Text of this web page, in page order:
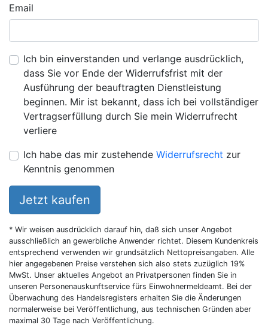
Email
Ich bin einverstanden und verlange ausdrücklich,
dass Sie vor Ende der Widerrufsfrist mit der
Ausführung der beauftragten Dienstleistung
beginnen. Mir ist bekannt, dass ich bei vollständiger
Vertragserfüllung durch Sie mein Widerrufrecht
verliere
Ich habe das mir zustehende Widerrufsrecht zur
Kenntnis genommen
Jetzt kaufen
* Wir weisen ausdrücklich darauf hin, daß sich unser Angebot
ausschließlich an gewerbliche Anwender richtet. Diesem Kundenkreis
entsprechend verwenden wir grundsätzlich Nettopreisangaben. Alle
hier angegebenen Preise verstehen sich also stets zuzüglich 19%
MwSt. Unser aktuelles Angebot an Privatpersonen finden Sie in
unseren Personenauskunftservice fürs Einwohnermeldeamt. Bei der
Überwachung des Handelsregisters erhalten Sie die Änderungen
normalerweise bei Veröffentlichung, aus technischen Gründen aber
maximal 30 Tage nach Veröffentlichung.